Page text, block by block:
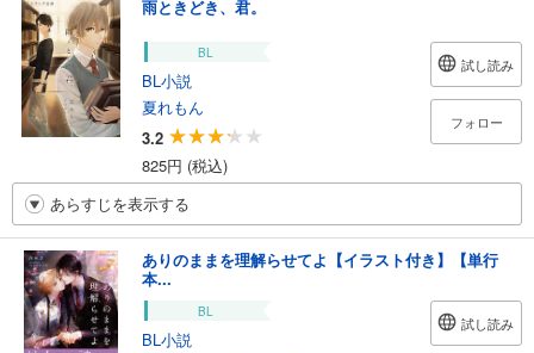
雨ときどき、君。
BL
BL小説
夏れもん
3.2
825円 (税込)
試し読み
フォロー
あらすじを表示する
ありのままを理解らせてよ【イラスト付き】【単行
本...
BL
BL小説
試し読み